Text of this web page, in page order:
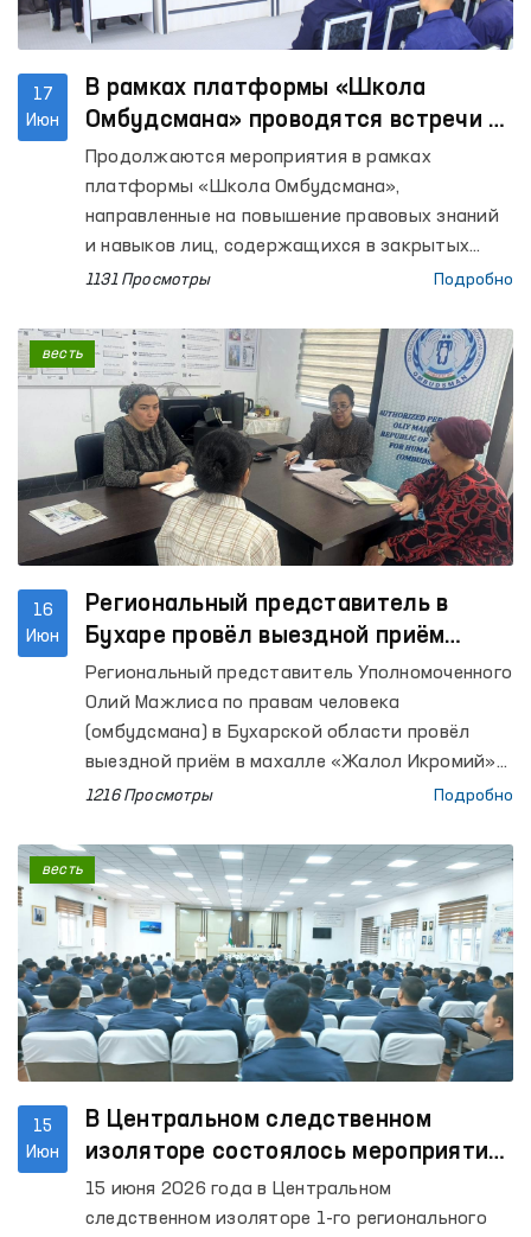
17
Июн
В рамках платформы «Школа
Омбудсмана» проводятся встречи с
осуждёнными
Продолжаются мероприятия в рамках
платформы «Школа Омбудсмана»,
направленные на повышение правовых знаний
и навыков лиц, содержащихся в закрытых
учреждениях с ограничением свободы
1131 Просмотры Подробно
16
Июн
Региональный представитель в
Бухаре провёл выездной приём
граждан
Региональный представитель Уполномоченного
Олий Мажлиса по правам человека
(омбудсмана) в Бухарской области провёл
выездной приём в махалле «Жалол Икромий»
города Бухары с целью рассмотрения
1216 Просмотры Подробно
весть
15
Июн
В Центральном следственном
изоляторе состоялось мероприятие
«Школа Омбудсмана»
15 июня 2026 года в Центральном
следственном изоляторе 1-го регионального
весть